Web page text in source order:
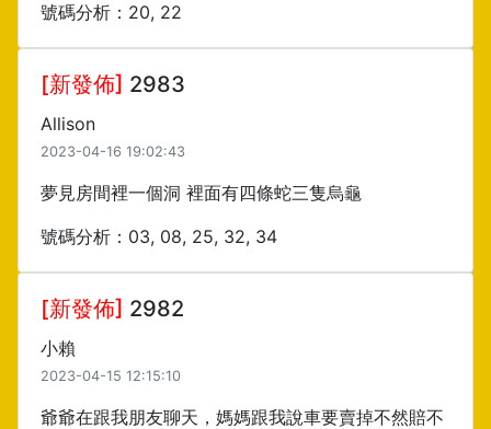
號碼分析：20, 22
[新發佈] 2983
Allison
2023-04-16 19:02:43
夢見房間裡一個洞 裡面有四條蛇三隻烏龜
號碼分析：03, 08, 25, 32, 34
[新發佈] 2982
小賴
2023-04-15 12:15:10
爺爺在跟我朋友聊天，媽媽跟我說車要賣掉不然賠不